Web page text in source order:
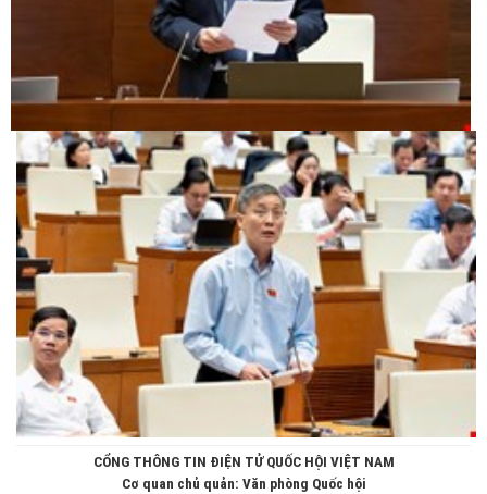
CỔNG THÔNG TIN ĐIỆN TỬ QUỐC HỘI VIỆT NAM
Cơ quan chủ quản: Văn phòng Quốc hội